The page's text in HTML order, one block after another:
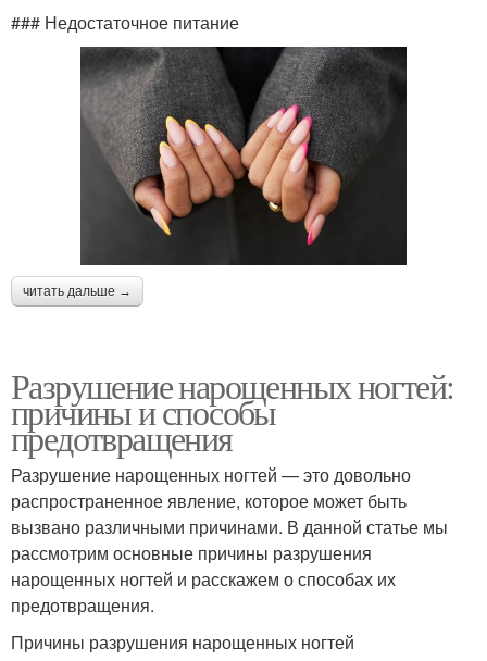
### Недостаточное питание
читать дальше →
Разрушение нарощенных ногтей:
причины и способы
предотвращения
Разрушение нарощенных ногтей — это довольно
распространенное явление, которое может быть
вызвано различными причинами. В данной статье мы
рассмотрим основные причины разрушения
нарощенных ногтей и расскажем о способах их
предотвращения.
Причины разрушения нарощенных ногтей